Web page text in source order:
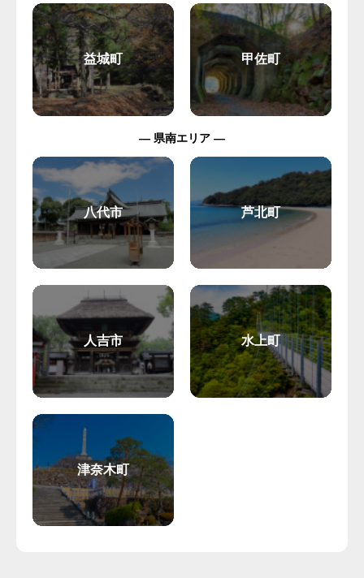
益城町 甲佐町
— 県南エリア —
八代市 芦北町
人吉市 水上町
津奈木町